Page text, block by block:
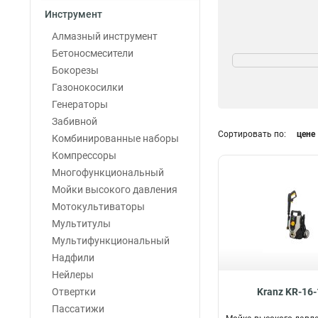
Инструмент
Алмазный инструмент
Бетоносмесители
Бокорезы
Газонокосилки
Генераторы
Забивной
Комбинированные наборы
Компрессоры
Многофункциональный
Мойки высокого давления
Мотокультиваторы
Мультитулы
Мультифункциональный
Надфили
Нейлеры
Отвертки
Пассатижи
40град 1
Сортировать по: цене
Kranz KR-